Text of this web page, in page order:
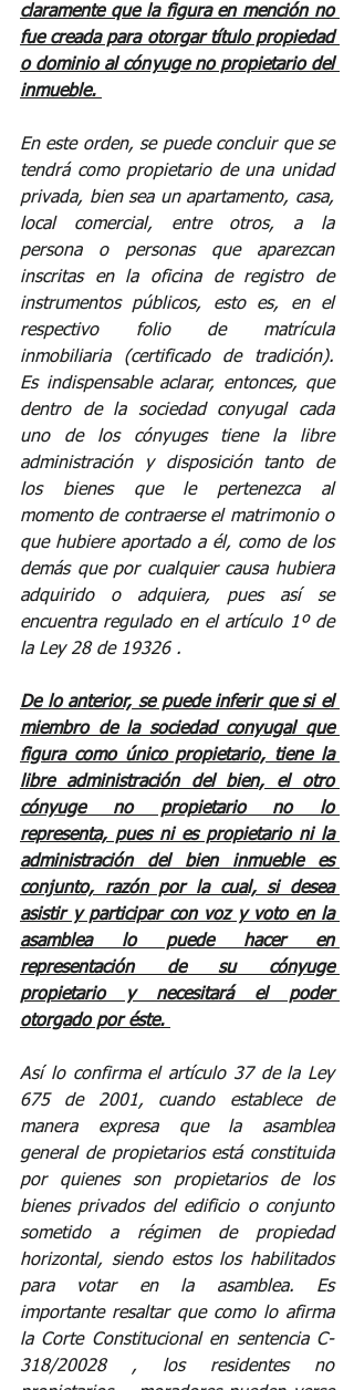
claramente que la figura en mención no
fue creada para otorgar título propiedad
o dominio al cónyuge no propietario del
inmueble.
En este orden, se puede concluir que se
tendrá como propietario de una unidad
privada, bien sea un apartamento, casa,
local comercial, entre otros, a la
persona o personas que aparezcan
inscritas en la oficina de registro de
instrumentos públicos, esto es, en el
respectivo folio de matrícula
inmobiliaria (certificado de tradición).
Es indispensable aclarar, entonces, que
dentro de la sociedad conyugal cada
uno de los cónyuges tiene la libre
administración y disposición tanto de
los bienes que le pertenezca al
momento de contraerse el matrimonio o
que hubiere aportado a él, como de los
demás que por cualquier causa hubiera
adquirido o adquiera, pues así se
encuentra regulado en el artículo 1º de
la Ley 28 de 19326 .
De lo anterior, se puede inferir que si el
miembro de la sociedad conyugal que
figura como único propietario, tiene la
libre administración del bien, el otro
cónyuge no propietario no lo
representa, pues ni es propietario ni la
administración del bien inmueble es
conjunto, razón por la cual, si desea
asistir y participar con voz y voto en la
asamblea lo puede hacer en
representación de su cónyuge
propietario y necesitará el poder
otorgado por éste.
Así lo confirma el artículo 37 de la Ley
675 de 2001, cuando establece de
manera expresa que la asamblea
general de propietarios está constituida
por quienes son propietarios de los
bienes privados del edificio o conjunto
sometido a régimen de propiedad
horizontal, siendo estos los habilitados
para votar en la asamblea. Es
importante resaltar que como lo afirma
la Corte Constitucional en sentencia C-
318/20028 , los residentes no